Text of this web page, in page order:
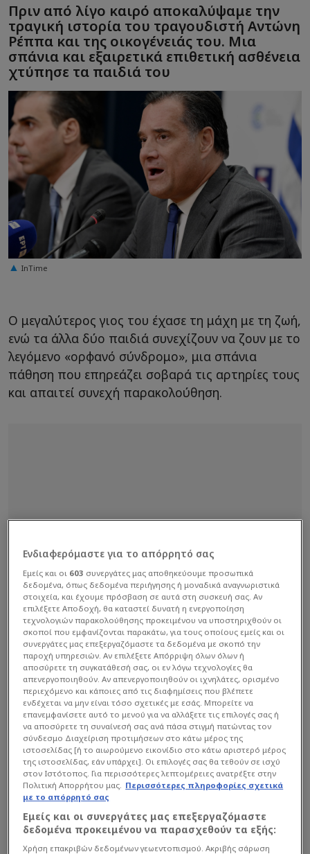
Πριν από λίγο καιρό αποκαλύψαμε την
τραγική ιστορία του τραγουδιστή Αντώνη
Ρέππα και της οικογένειάς του. Μια
σπάνια και εξαιρετικά επιθετική ασθένεια
χτύπησε τα παιδιά του
InTime
Ο μεγαλύτερος γιος του έχασε τη μάχη με τη ζωή,
ενώ τα άλλα δύο παιδιά συνεχίζουν να ζουν με το
λεγόμενο «ορφανό σύνδρομο», μια σπάνια
πάθηση που επηρεάζει σοβαρά τις αρτηρίες τους
και απαιτεί συνεχή παρακολούθηση.
Ενδιαφερόμαστε για το απόρρητό σας
Εμείς και οι 603 συνεργάτες μας αποθηκεύουμε προσωπικά
δεδομένα, όπως δεδομένα περιήγησης ή μοναδικά αναγνωριστικά
στοιχεία, και έχουμε πρόσβαση σε αυτά στη συσκευή σας. Αν
επιλέξετε Αποδοχή, θα καταστεί δυνατή η ενεργοποίηση
τεχνολογιών παρακολούθησης προκειμένου να υποστηριχθούν οι
σκοποί που εμφανίζονται παρακάτω, για τους οποίους εμείς και οι
συνεργάτες μας επεξεργαζόμαστε τα δεδομένα με σκοπό την
παροχή υπηρεσιών. Αν επιλέξετε Απόρριψη όλων όλων ή
αποσύρετε τη συγκατάθεσή σας, οι εν λόγω τεχνολογίες θα
απενεργοποιηθούν. Αν απενεργοποιηθούν οι ιχνηλάτες, ορισμένο
περιεχόμενο και κάποιες από τις διαφημίσεις που βλέπετε
ενδέχεται να μην είναι τόσο σχετικές με εσάς. Μπορείτε να
επανεμφανίσετε αυτό το μενού για να αλλάξετε τις επιλογές σας ή
να αποσύρετε τη συναίνεσή σας ανά πάσα στιγμή πατώντας τον
σύνδεσμο Διαχείριση προτιμήσεων στο κάτω μέρος της
ιστοσελίδας [ή το αιωρούμενο εικονίδιο στο κάτω αριστερό μέρος
της ιστοσελίδας, εάν υπάρχει]. Οι επιλογές σας θα τεθούν σε ισχύ
στον Ιστότοπος. Για περισσότερες λεπτομέρειες ανατρέξτε στην
Πολιτική Απορρήτου μας. Περισσότερες πληροφορίες σχετικά
με το απόρρητό σας
Εμείς και οι συνεργάτες μας επεξεργαζόμαστε
δεδομένα προκειμένου να παρασχεθούν τα εξής:
Χρήση επακριβών δεδομένων γεωεντοπισμού. Ακριβής σάρωση